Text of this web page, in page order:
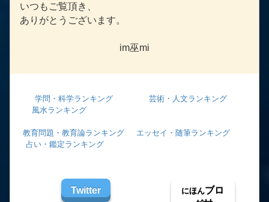
いつもご覧頂き、
ありがとうございます。
im巫mi
学問・科学ランキング
芸術・人文ランキング
風水ランキング
教育問題・教育論ランキング
エッセイ・随筆ランキング
占い・鑑定ランキング
Twitter にほんブロ